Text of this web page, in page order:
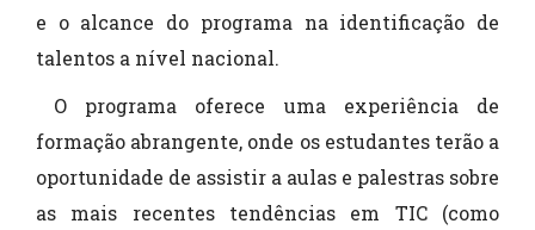
e o alcance do programa na identificação de
talentos a nível nacional.
O programa oferece uma experiência de
formação abrangente, onde os estudantes terão a
oportunidade de assistir a aulas e palestras sobre
as mais recentes tendências em TIC (como